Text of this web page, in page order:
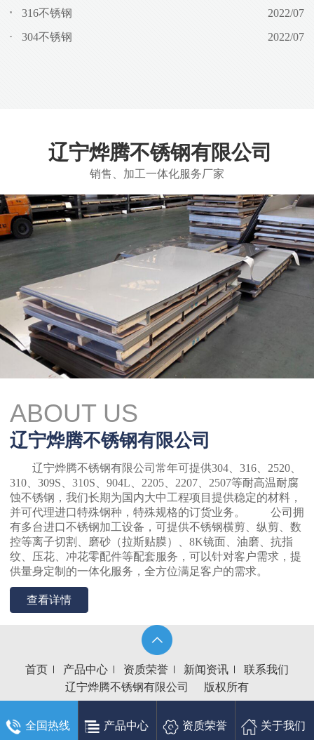
316不锈钢 2022/07
304不锈钢 2022/07
辽宁烨腾不锈钢有限公司
销售、加工一体化服务厂家
ABOUT US
辽宁烨腾不锈钢有限公司
辽宁烨腾不锈钢有限公司常年可提供304、316、2520、
310、309S、310S、904L、2205、2207、2507等耐高温耐腐
蚀不锈钢，我们长期为国内大中工程项目提供稳定的材料，
并可代理进口特殊钢种，特殊规格的订货业务。 公司拥
有多台进口不锈钢加工设备，可提供不锈钢横剪、纵剪、数
控等离子切割、磨砂（拉斯贴膜）、8K镜面、油磨、抗指
纹、压花、冲花零配件等配套服务，可以针对客户需求，提
供量身定制的一体化服务，全方位满足客户的需求。
查看详情
首页 产品中心 资质荣誉 新闻资讯
联系我们
辽宁烨腾不锈钢有限公司
版权所有
全国热线 产品中心 资质荣誉 关于我们